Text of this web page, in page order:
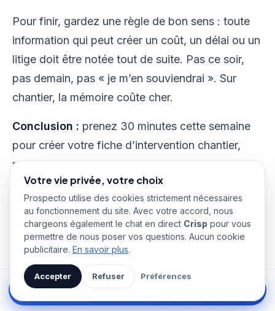
Pour finir, gardez une règle de bon sens : toute
information qui peut créer un coût, un délai ou un
litige doit être notée tout de suite. Pas ce soir,
pas demain, pas « je m’en souviendrai ». Sur
chantier, la mémoire coûte cher.
Conclusion : prenez 30 minutes cette semaine
pour créer votre fiche d’intervention chantier,
puis testez-la sur vos 5 prochaines interventions.
Mesurez les heures mieux suivies, les fournitures
récupérées, les réserves clarifiées. Si vous
gagnez ne serait-ce qu’une heure facturable ou
un déplacement évité par semaine, votre fiche
Essai gratuit 14 jours →
Votre vie privée, votre choix
Prospecto utilise des cookies strictement nécessaires
au fonctionnement du site. Avec votre accord, nous
chargeons également le chat en direct Crisp pour vous
permettre de nous poser vos questions. Aucun cookie
publicitaire. En savoir plus.
Accepter Refuser Préférences